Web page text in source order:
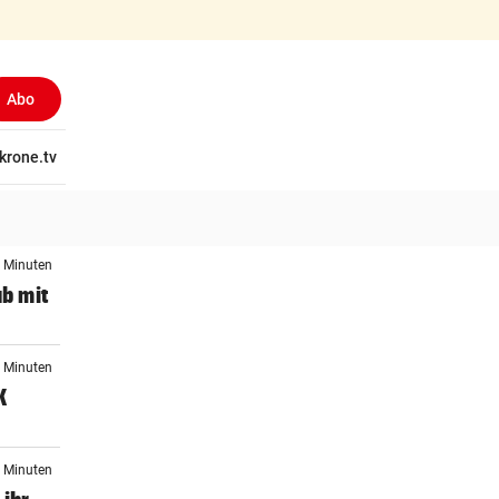
Abo
krone.tv
Minuten
mit
Minuten
Minuten